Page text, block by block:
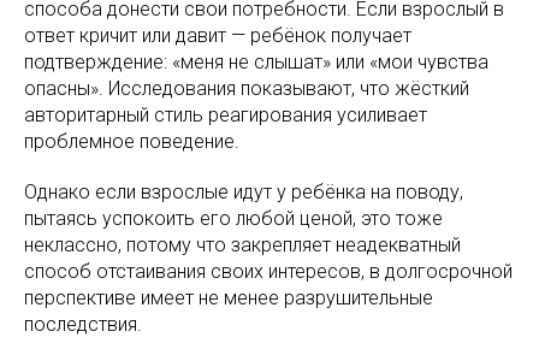
способа донести свои потребности. Если взрослый в
ответ кричит или давит — ребёнок получает
подтверждение: «меня не слышат» или «мои чувства
опасны». Исследования показывают, что жёсткий
авторитарный стиль реагирования усиливает
проблемное поведение.
Однако если взрослые идут у ребёнка на поводу,
пытаясь успокоить его любой ценой, это тоже
неклассно, потому что закрепляет неадекватный
способ отстаивания своих интересов, в долгосрочной
перспективе имеет не менее разрушительные
последствия.